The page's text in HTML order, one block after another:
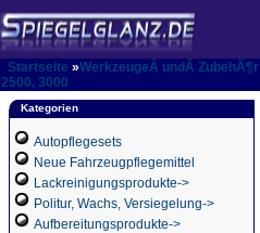
Startseite »WerkzeugeÂ undÂ ZubehÃ¶r
2500, 3000
Kategorien
Autopflegesets
Neue Fahrzeugpflegemittel
Lackreinigungsprodukte->
Politur, Wachs, Versiegelung->
Aufbereitungsprodukte->